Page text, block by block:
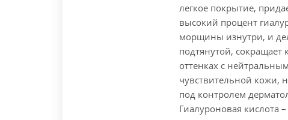
легкое покрытие,
высокий процент
морщины изнутри, и
подтянутой,
оттенках с
чувствительной кожи,
под контролем
Гиалуроновая кислота